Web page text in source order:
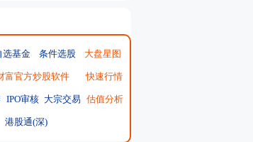
选基金 条件选股 大盘星图
↑137.75 ↑0.54% | 日经225
富官方炒股软件 快速行情
IPO审核 大宗交易 估值分析
港股通(深)